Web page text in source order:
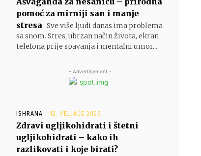
pomoć za mirniji san i manje
stresa Sve više ljudi danas ima problema
sa snom. Stres, ubrzan način života, ekran
telefona prije spavanja i mentalni umor...
- Advertisement -
ISHRANA 12. VELJAČE 2026.
Zdravi ugljikohidrati i štetni
ugljikohidrati – kako ih
razlikovati i koje birati?